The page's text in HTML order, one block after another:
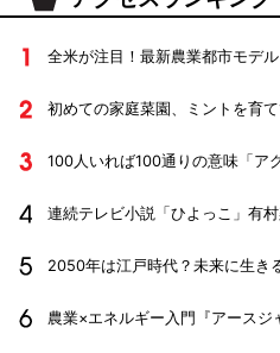
全米が注目！最新農業都市モデ
初めての家庭菜園、ミントを育
100人いれば100通りの意味「ア
連続テレビ小説「ひよっこ」有
2050年は江戸時代？未来に生き
農業×エネルギー入門『アース